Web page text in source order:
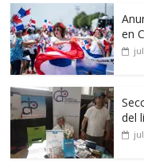
en
del